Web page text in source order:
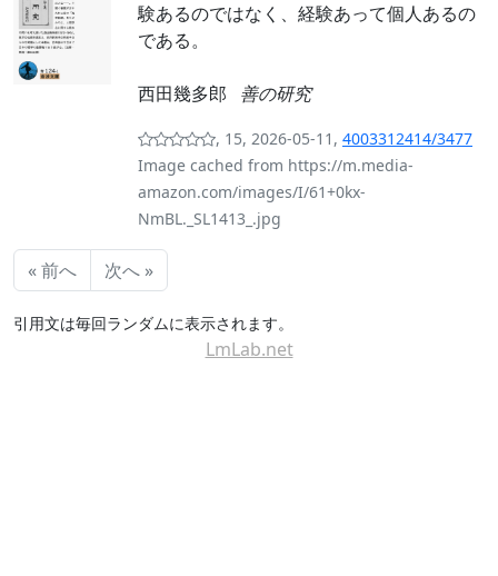
験あるのではなく、経験あって個人あるの
である。
西田幾多郎 善の研究
, 15, 2026-05-11, 4003312414/3477
Image cached from https://m.media-
amazon.com/images/I/61+0kx-
NmBL._SL1413_.jpg
« 前へ 次へ »
引用文は毎回ランダムに表示されます。
LmLab.net